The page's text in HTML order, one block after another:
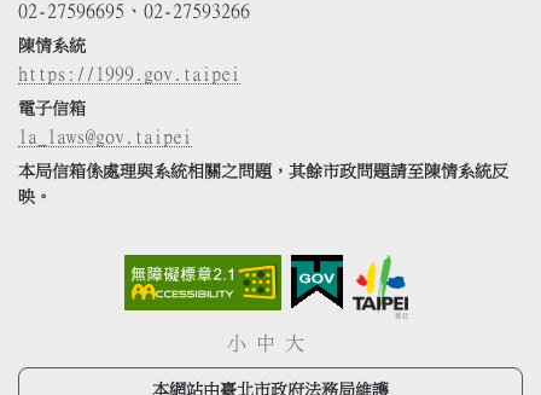
02-27596695、02-27593266
陳情系統
https://1999.gov.taipei
電子信箱
la_laws@gov.taipei
本局信箱係處理與系統相關之問題，其餘市政問題請至陳情系統反
映。
小 中 大
本網站由臺北市政府法務局維護